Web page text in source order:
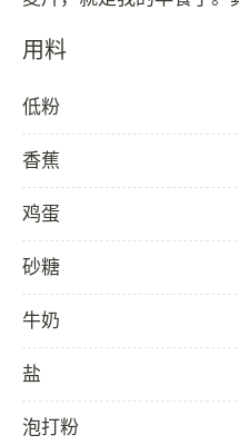
用料
低粉
香蕉
鸡蛋
砂糖
牛奶
盐
泡打粉